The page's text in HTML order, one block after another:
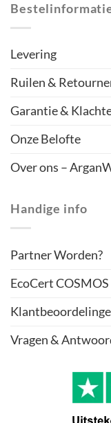
Levering
Ruilen &
Garantie &
Onze Belofte
Over ons –
Handige info
Partner Worden?
EcoCert
Vragen &